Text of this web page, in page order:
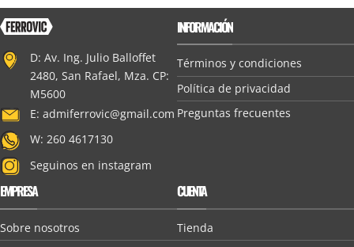
D: Av. Ing. Julio Balloffet
2480, San Rafael, Mza. CP:
M5600
E: admiferrovic@gmail.com
W: 260 4617130
Seguinos en instagram
INFORMACIÓN
Términos y condiciones
Política de privacidad
Preguntas frecuentes
EMPRESA
Sobre nosotros
CUENTA
Tienda